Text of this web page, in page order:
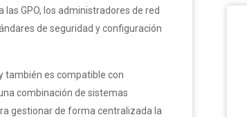
GPO, los administradores de red
de seguridad y configuración
también es compatible con
combinación de sistemas
gestionar de forma centralizada la